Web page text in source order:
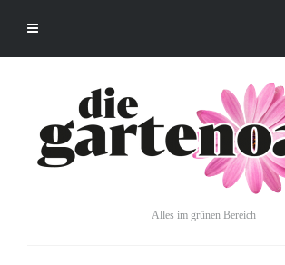
Alles im grünen Bereich